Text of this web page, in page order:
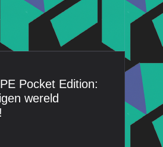
Pocket Edition:
wereld